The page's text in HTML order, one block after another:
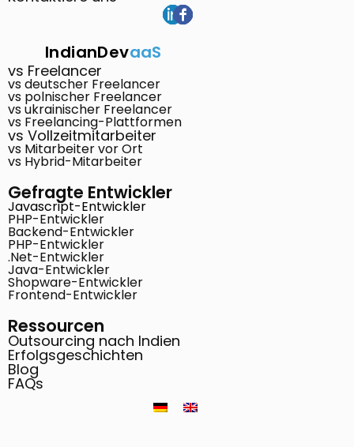
IndianDevaaS
vs Freelancer
vs deutscher Freelancer
vs polnischer Freelancer
vs ukrainischer Freelancer
vs Freelancing-Plattformen
vs Vollzeitmitarbeiter
vs Mitarbeiter vor Ort
vs Hybrid-Mitarbeiter
Gefragte Entwickler
Javascript-Entwickler
PHP-Entwickler
Backend-Entwickler
PHP-Entwickler
.Net-Entwickler
Java-Entwickler
Shopware-Entwickler
Frontend-Entwickler
Ressourcen
Outsourcing nach Indien
Erfolgsgeschichten
Blog
FAQs